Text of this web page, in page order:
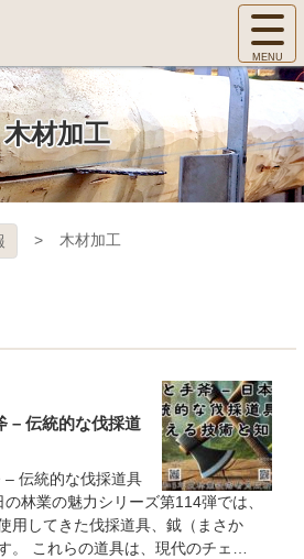
木材加工
木材加工
– 伝統的な伐採道
伝統的な伐採道具
林業の魅力シリーズ第114弾では、
用してきた伐採道具、鉞（まさか
。 これらの道具は、現代のチェ…
㈱Ｆ
ＯＲ
ＥＳ
Ｔ Ｃ
サ
イ
ト
ュ
ー
を
開